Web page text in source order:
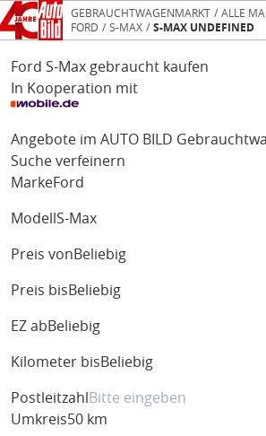
GEBRAUCHTWAGENMARKT
ALLE
FORD
S-MAX S-MAX UNDEFINED
Ford S-Max gebraucht kaufen
In Kooperation mit
Angebote im AUTO BILD
Suche verfeinern
MarkeFord
Modell S-Max
Preis von Beliebig
Preis bis Beliebig
EZ ab Beliebig
Kilometer bis Beliebig
Postleitzahl
Umkreis50 km